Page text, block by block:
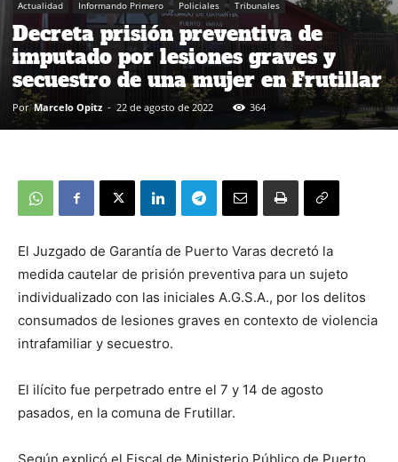
Actualidad Informando Primero Policiales Tribunales
Decreta prisión preventiva de
imputado por lesiones graves y
secuestro de una mujer en Frutillar
Por Marcelo Opitz - 22 de agosto de 2022 364
El Juzgado de Garantía de Puerto Varas decretó la
medida cautelar de prisión preventiva para un sujeto
individualizado con las iniciales A.G.S.A., por los delitos
consumados de lesiones graves en contexto de violencia
intrafamiliar y secuestro.
El ilícito fue perpetrado entre el 7 y 14 de agosto
pasados, en la comuna de Frutillar.